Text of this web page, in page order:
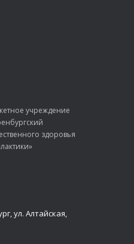
учреждение
здоровья
ул. Алтайская,